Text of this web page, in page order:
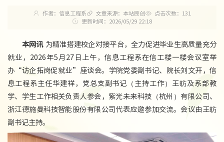
作者：信息工程系 文章来源：本站原创 点击次数： 131
更新时间：2026/05/29 22:18
本网讯为精准搭建校企对接平台，全力促进毕业生高质量充分
就业，2026年5月27日上午，信息工程系在信工楼一楼会议室举
办“访企拓岗促就业”座谈会。学院党委副书记、院长刘文开，信
息工程系主任华建祥，党总支副书记（主持工作）王昉及系部教
学、学生工作相关负责人参会，紫光未来科技（杭州）有限公司、
浙江德施曼科技智能股份有限公司代表应邀参加交流。会议由王昉
副书记主持。